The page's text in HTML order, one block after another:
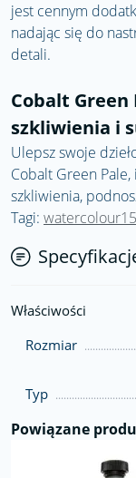
jest cennym
nadając się do
detali.
Cobalt
szkliwienia i
Ulepsz swoje
Cobalt Green
szkliwienia,
Tagi:
Właściwości
Rozmiar
Typ
Powiązane